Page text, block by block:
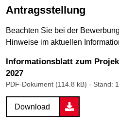
Antragsstellung
Beachten Sie bei der
Hinweise im aktuellen
Informationsblatt zum
2027
PDF-Dokument (114.8 kB) - Stand:
Download